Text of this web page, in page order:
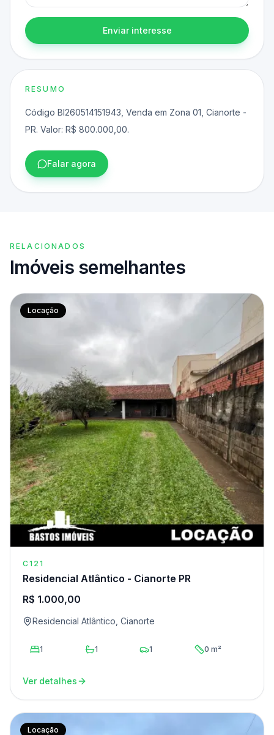
Enviar interesse
RESUMO
Código BI260514151943, Venda em Zona 01, Cianorte -
PR. Valor: R$ 800.000,00.
Falar agora
RELACIONADOS
Imóveis semelhantes
Locação
C121
Residencial Atlântico - Cianorte PR
R$ 1.000,00
Residencial Atlântico, Cianorte
1 1 1 0 m²
Ver detalhes
Locação